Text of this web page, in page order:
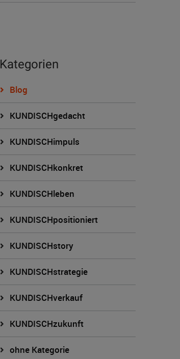
Kategorien
Blog
KUNDISCHgedacht
KUNDISCHimpuls
KUNDISCHkonkret
KUNDISCHleben
KUNDISCHpositioniert
KUNDISCHstory
KUNDISCHstrategie
KUNDISCHverkauf
KUNDISCHzukunft
ohne Kategorie